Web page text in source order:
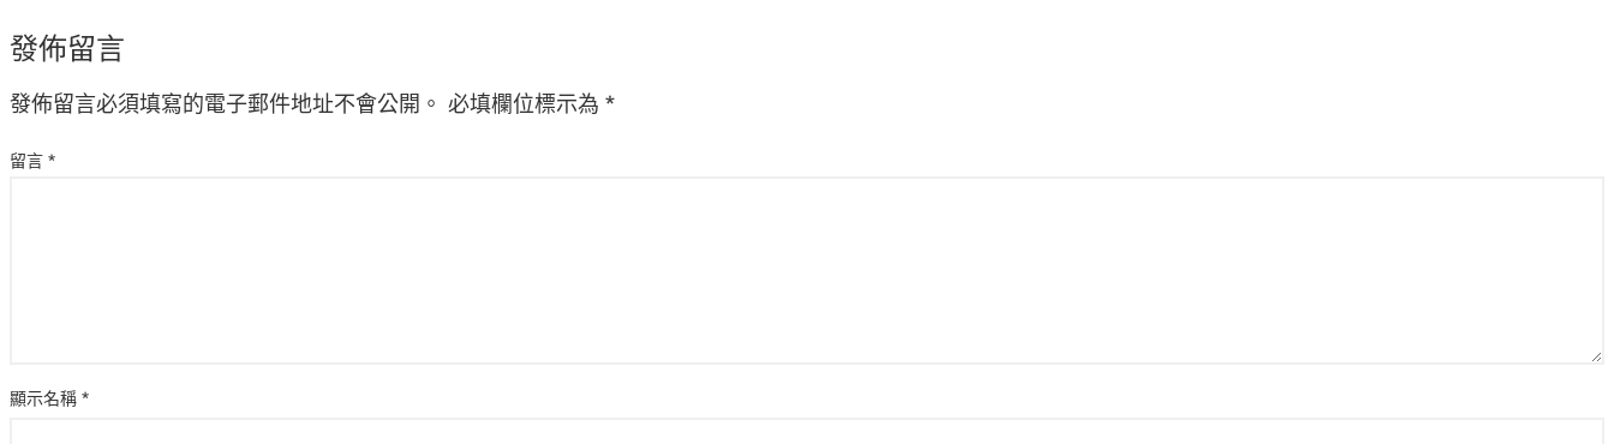
發佈留言
發佈留言必須填寫的電子郵件地址不會公開。 必填欄位標示為 *
留言 *
顯示名稱 *